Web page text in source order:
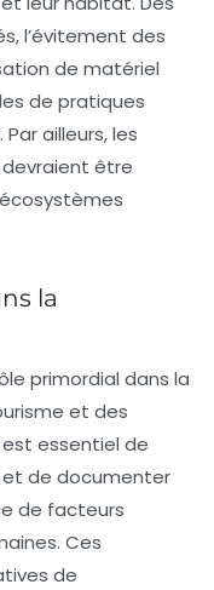
l’évitement des
de matériel
de pratiques
ailleurs, les
être
la
primordial dans la
et des
essentiel de
et de documenter
de facteurs
Ces
de